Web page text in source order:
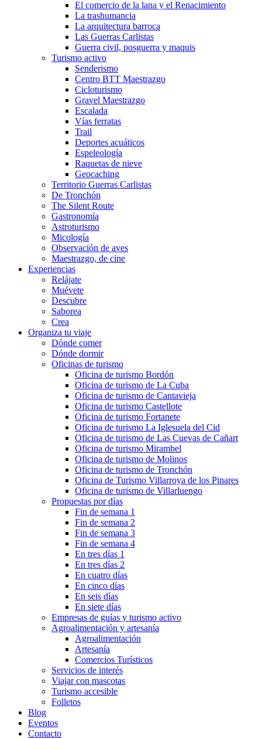
El comercio de la lana y el Renacimiento
La trashumancia
La arquitectura barroca
Las Guerras Carlistas
Guerra civil, posguerra y maquis
Turismo activo
Senderismo
Centro BTT Maestrazgo
Cicloturismo
Gravel Maestrazgo
Escalada
Vías ferratas
Trail
Deportes acuáticos
Espeleología
Raquetas de nieve
Geocaching
Territorio Guerras Carlistas
De Tronchón
The Silent Route
Gastronomía
Astroturismo
Micología
Observación de aves
Maestrazgo, de cine
Experiencias
Relájate
Muévete
Descubre
Saborea
Crea
Organiza tu viaje
Dónde comer
Dónde dormir
Oficinas de turismo
Oficina de turismo Bordón
Oficina de turismo de La Cuba
Oficina de turismo de Cantavieja
Oficina de turismo Castellote
Oficina de turismo Fortanete
Oficina de turismo La Iglesuela del Cid
Oficina de turismo de Las Cuevas de Cañart
Oficina de turismo Mirambel
Oficina de turismo de Molinos
Oficina de turismo de Tronchón
Oficina de Turismo Villarroya de los Pinares
Oficina de turismo de Villarluengo
Propuestas por días
Fin de semana 1
Fin de semana 2
Fin de semana 3
Fin de semana 4
En tres días 1
En tres días 2
En cuatro días
En cinco días
En seis días
En siete días
Empresas de guías y turismo activo
Agroalimentación y artesanía
Agroalimentación
Artesanía
Comercios Turísticos
Servicios de interés
Viajar con mascotas
Turismo accesible
Folletos
Blog
Eventos
Contacto